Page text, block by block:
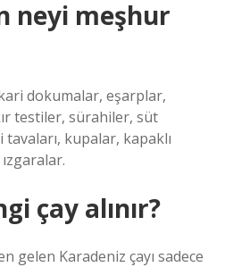
neyi meşhur
dokumalar, eşarplar,
testiler, sürahiler, süt
tavaları, kupalar, kapaklı
çay alınır?
gelen Karadeniz çayı sadece